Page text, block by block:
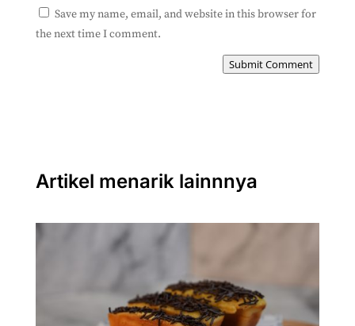
Save my name, email, and website in this browser for
the next time I comment.
Submit Comment
Artikel menarik lainnnya